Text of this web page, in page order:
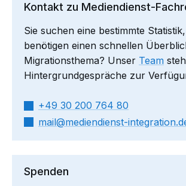
Kontakt zu Mediendienst-
Sie suchen eine bestimmte
benötigen einen schnellen
Migrationsthema? Unser Team
Hintergrundgespräche zur
+49 30 200 764 80
mail​
mediendienst-
Spenden